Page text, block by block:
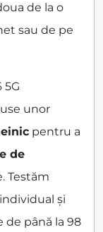
de la o
sau de pe
5G
unor
pentru a
de
Testăm
și
de până la 98